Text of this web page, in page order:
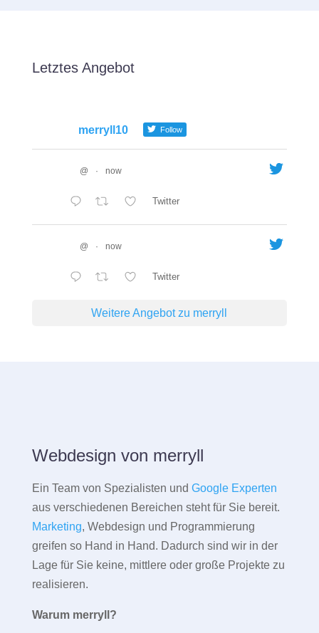
Letztes Angebot
merryll10 Follow
@ · now
Twitter
@ · now
Twitter
Weitere Angebot zu merryll
Webdesign von merryll
Ein Team von Spezialisten und Google Experten
aus verschiedenen Bereichen steht für Sie bereit.
Marketing, Webdesign und Programmierung
greifen so Hand in Hand. Dadurch sind wir in der
Lage für Sie keine, mittlere oder große Projekte zu
realisieren.
Warum merryll?